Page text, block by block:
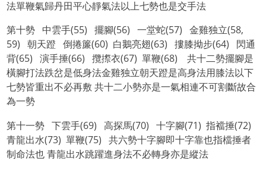
法單鞭氣歸丹田平心靜氣法以上七勢也是交手法
第十勢 中雲手(55) 擺腳(56) 一堂蛇(57) 金雞独立(58,
59) 朝天蹬 倒捲簾(60) 白鵝亮翅(63) 摟膝拗步(64) 閃通
背(65) 演手捶(66) 攬摖衣(67) 單鞭(68) 共十二勢擺腳是
橫腳打法跌岔是低身法金雞独立朝天蹬是高身法用膝法以下
七勢皆重出不必再敷 共十二小勢亦是一氣相連不可割斷故合
為一勢
第十一勢 下雲手(69) 高探馬(70) 十字腳(71) 指襠捶(72)
青龍出水(73) 單鞭(75) 共六勢十字腳即十字靠也指檔捶者
制命法也 青龍出水跳躍進身法不必轉身亦是縱法